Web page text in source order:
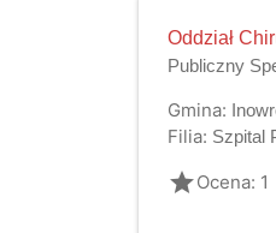
Oddział
Publiczny
Gmina:
Filia: Szpital
gradeOcena: 1